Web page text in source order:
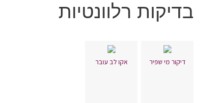
בדיקות רלוונטיות
דיקור מי שפיר אקו לב עובר